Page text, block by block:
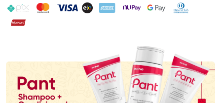
PIX MasterCard
VISA ELO AMEX NuPay Google PayDiners Club
Hipercard
Promoção em Destaque